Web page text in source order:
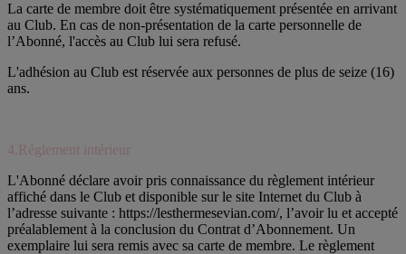
La carte de membre doit être systématiquement présentée en arrivant
au Club. En cas de non-présentation de la carte personnelle de
l’Abonné, l'accès au Club lui sera refusé.
L'adhésion au Club est réservée aux personnes de plus de seize (16)
ans.
4.Réglement intérieur
L'Abonné déclare avoir pris connaissance du règlement intérieur
affiché dans le Club et disponible sur le site Internet du Club à
l’adresse suivante : https://lesthermesevian.com/, l’avoir lu et accepté
préalablement à la conclusion du Contrat d’Abonnement. Un
exemplaire lui sera remis avec sa carte de membre. Le règlement